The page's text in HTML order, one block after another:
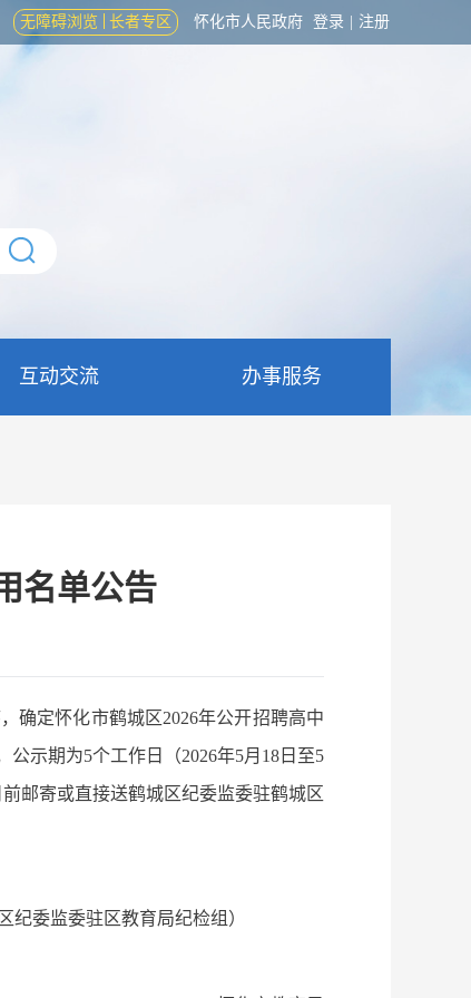
无障碍浏览 长者专区 怀化市人民政府 登录 注册
互动交流 办事服务
名单公告
确定怀化市鹤城区2026年公开招聘高中
示期为5个工作日（2026年5月18日至5
邮寄或直接送鹤城区纪委监委驻鹤城区
纪委监委驻区教育局纪检组）